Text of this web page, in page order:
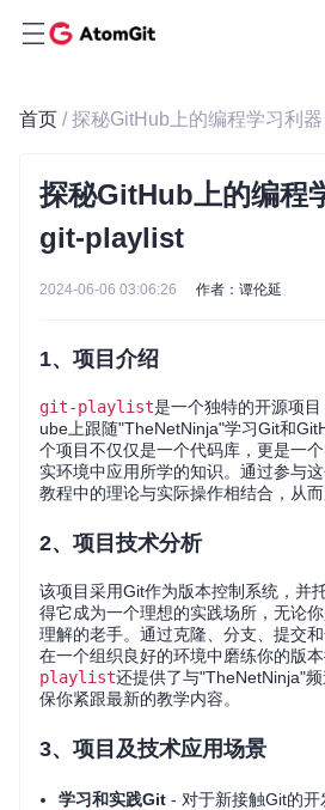
首页 / 探秘GitHub上的编程学习利
探秘GitHub上的编程
git-playlist
2024-06-06 03:06:26 作者：谭伦延
1、项目介绍
git-playlist是一个独特的开源项
ube上跟随"TheNetNinja"学习Git和
个项目不仅仅是一个代码库，更是一
实环境中应用所学的知识。通过参与
教程中的理论与实际操作相结合，从而
2、项目技术分析
该项目采用Git作为版本控制系统，并
得它成为一个理想的实践场所，无论
理解的老手。通过克隆、分支、提交
在一个组织良好的环境中磨练你的版本
playlist还提供了与"TheNetNinja"
保你紧跟最新的教学内容。
3、项目及技术应用场景
学习和实践Git - 对于新接触Git的开